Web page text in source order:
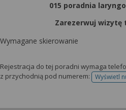
015 poradnia
Zarezerwuj wizytę
Wymagane skierowanie
Rejestracja do tej poradni wymaga
z przychodnią pod numerem:
Wyświetl